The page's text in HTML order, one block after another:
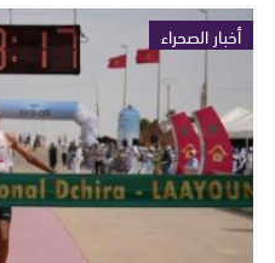
أخبار الصحراء